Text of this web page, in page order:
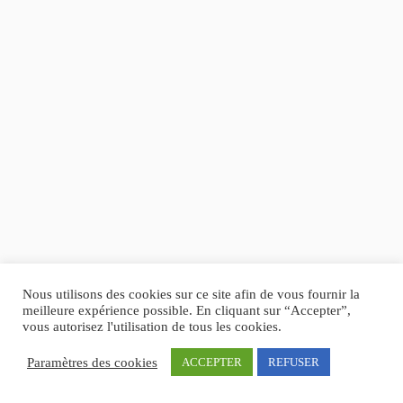
Nous utilisons des cookies sur ce site afin de vous fournir la
meilleure expérience possible. En cliquant sur “Accepter”,
vous autorisez l'utilisation de tous les cookies.
Paramètres des cookies ACCEPTER REFUSER